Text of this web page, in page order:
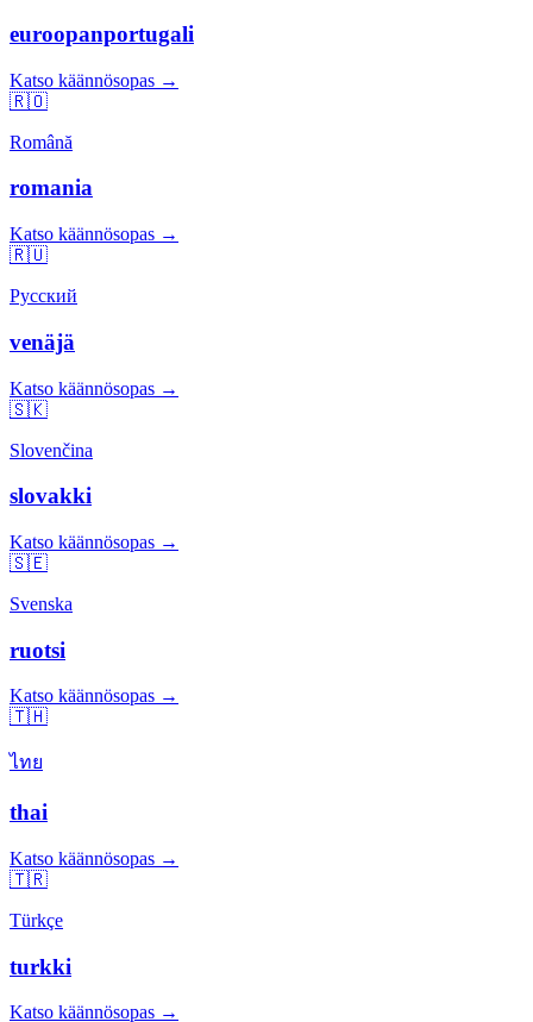
euroopanportugali
Katso käännösopas →
🇷🇴
Română
romania
Katso käännösopas →
🇷🇺
Русский
venäjä
Katso käännösopas →
🇸🇰
Slovenčina
slovakki
Katso käännösopas →
🇸🇪
Svenska
ruotsi
Katso käännösopas →
🇹🇭
ไทย
thai
Katso käännösopas →
🇹🇷
Türkçe
turkki
Katso käännösopas →